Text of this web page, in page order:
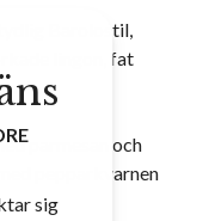
Barolostil,
lingon, fat
parmesan och
pepparkvarnen
sig